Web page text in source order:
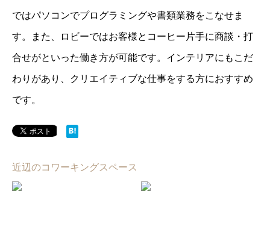
ではパソコンでプログラミングや書類業務をこなせま
す。また、ロビーではお客様とコーヒー片手に商談・打
合せがといった働き方が可能です。インテリアにもこだ
わりがあり、クリエイティブな仕事をする方におすすめ
です。
近辺のコワーキングスペース